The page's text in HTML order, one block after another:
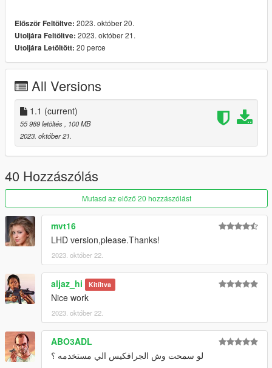
ready
You do not have permission to modify or sell it
you can join to my for new car and model
discord:https://discord.com/invite/CWEFwzXxXd
Először Feltöltve: 2023. október 20.
Utoljára Feltöltve: 2023. október 21.
Utoljára Letöltött: 20 perce
All Versions
1.1 (current)
55 989 letöltés
, 100 MB
2023. október 21.
40 Hozzászólás
Mutasd az előző 20 hozzászólást
mvt16
LHD version,please.Thanks!
2023. október 22.
aljaz_hi Kitíltva
Nice work
2023. október 22.
ABO3ADL
لو سمحت وش الجرافكيس الي مستخدمه ؟